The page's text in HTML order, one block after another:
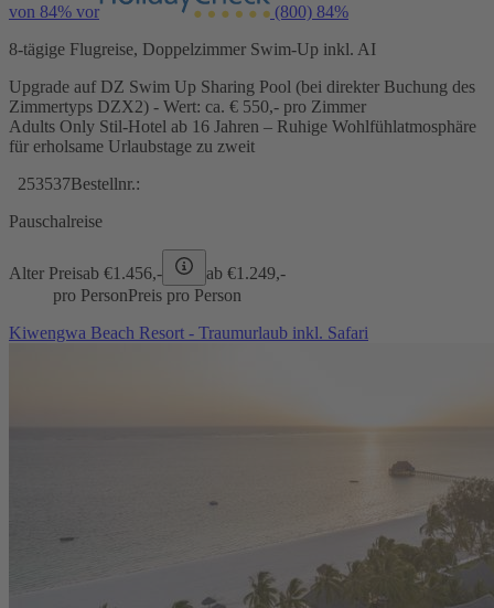
von 84% vor (800) 84%
8-tägige Flugreise, Doppelzimmer Swim-Up inkl. AI
Upgrade auf DZ Swim Up Sharing Pool (bei direkter Buchung des
Zimmertyps DZX2) - Wert: ca. € 550,- pro Zimmer
Adults Only Stil-Hotel ab 16 Jahren – Ruhige Wohlfühlatmosphäre
für erholsame Urlaubstage zu zweit
253537Bestellnr.:
Pauschalreise
Alter Preisab €1.456,- ab €1.249,-
pro PersonPreis pro Person
Kiwengwa Beach Resort - Traumurlaub inkl. Safari